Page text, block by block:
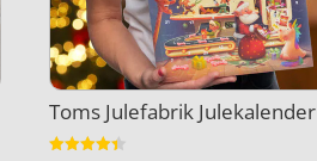
Toms Julefabrik Julekalender